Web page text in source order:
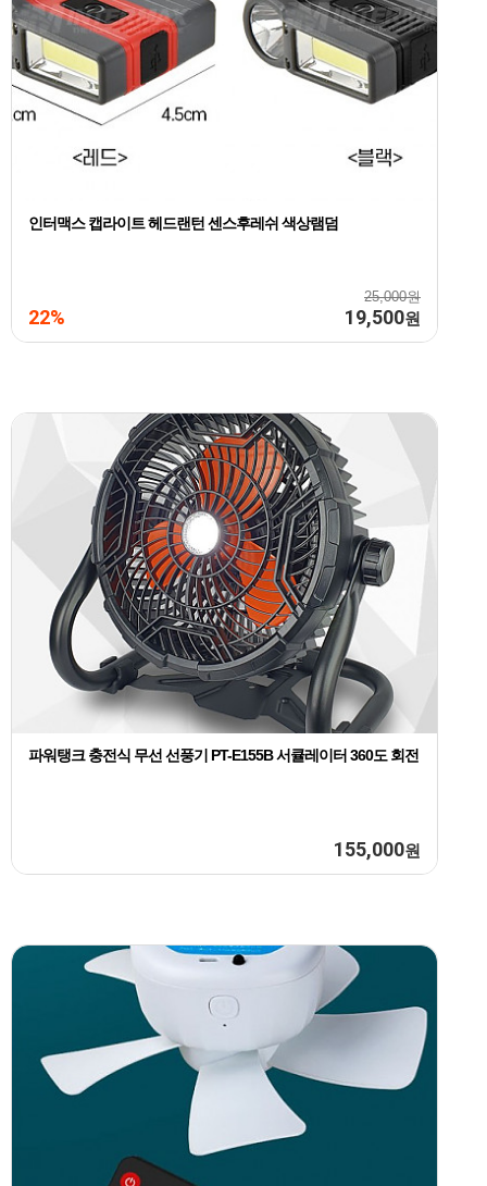
인터맥스 캡라이트 헤드랜턴 센스후레쉬 색상램덤
25,000원
22% 19,500원
파워탱크 충전식 무선 선풍기 PT-E155B 서큘레이터 360도 회전
155,000원